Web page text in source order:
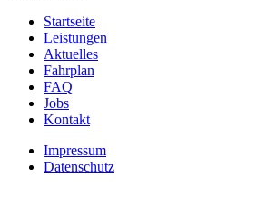
Startseite
Leistungen
Aktuelles
Fahrplan
FAQ
Jobs
Kontakt
Impressum
Datenschutz